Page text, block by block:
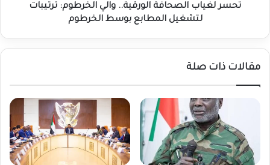
بوسطتحسر لغياب الصحافة الورقية.. والي الخرطوم: ترتيبات
لتشغيل المطابع بوسط الخرطوم
مقالات ذات صلة